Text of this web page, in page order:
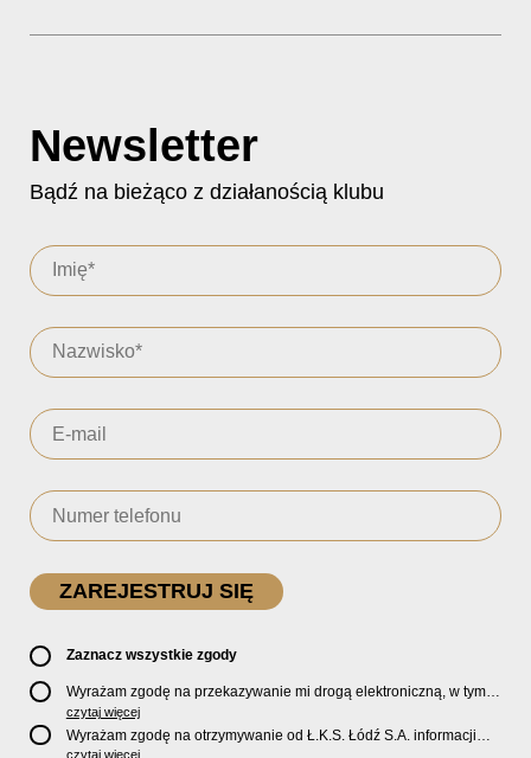
Newsletter
Bądź na bieżąco z działanością klubu
Zaznacz wszystkie zgody
Wyrażam zgodę na przekazywanie mi drogą elektroniczną, w tym
pocztą e-mail, oficjalnego newslettera oraz informacji o zniżkach,
promocjach, nowościach, biletach, karnetach, ofercie sklepu U2
Store oraz serwisu bilety.lkslodz.pl i innych produktach oraz
czytaj więcej
Wyrażam zgodę na otrzymywanie od Ł.K.S. Łódź S.A. informacji
czytaj więcej